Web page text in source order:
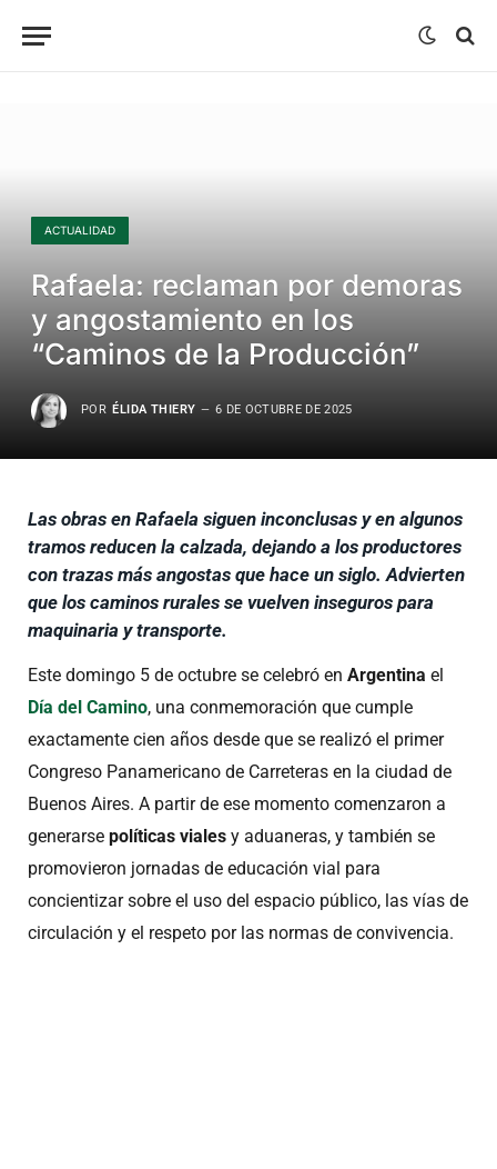
ACTUALIDAD
Rafaela: reclaman por demoras
y angostamiento en los
“Caminos de la Producción”
POR ÉLIDA THIERY 6 DE OCTUBRE DE 2025
Las obras en Rafaela siguen inconclusas y en algunos
tramos reducen la calzada, dejando a los productores
con trazas más angostas que hace un siglo. Advierten
que los caminos rurales se vuelven inseguros para
maquinaria y transporte.
Este domingo 5 de octubre se celebró en Argentina el
Día del Camino, una conmemoración que cumple
exactamente cien años desde que se realizó el primer
Congreso Panamericano de Carreteras en la ciudad de
Buenos Aires. A partir de ese momento comenzaron a
generarse políticas viales y aduaneras, y también se
promovieron jornadas de educación vial para
concientizar sobre el uso del espacio público, las vías de
circulación y el respeto por las normas de convivencia.